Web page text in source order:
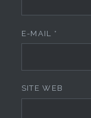
E-MAIL *
SITE WEB